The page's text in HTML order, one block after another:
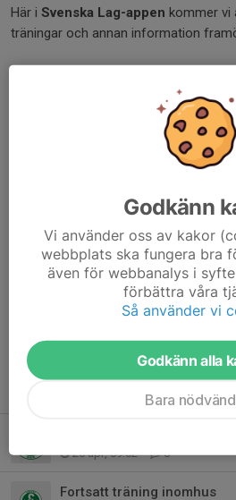
Här i Svenska Lag-appen kommer vi
träningar och annan information
inte kan komma .
träningarna på bästa sätt.
Nästa träning är nu på söndag
ledarmöte med föreningen kl. 16 uppe
Vi ses på söndag! ⚽
26 apr, 09:02 0
Fortsatt träning inomhus
Godkänn
Vi använder oss av kakor
webbplats ska fungera bra
även för webbanalys i
förbättra våra
Så använder vi
Godkänn alla
Bara